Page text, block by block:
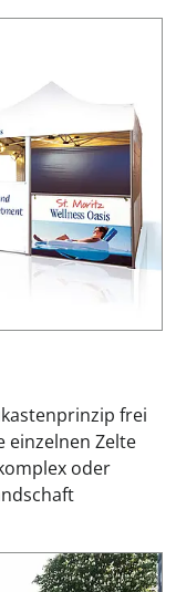
frei
einzelnen Zelte
oder